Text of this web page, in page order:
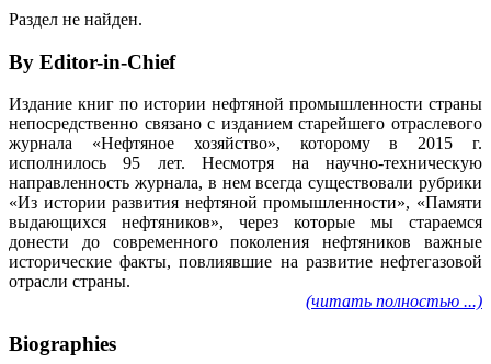
Раздел не найден.
By Editor-in-Chief
Издание книг по истории нефтяной промышленности страны
непосредственно связано с изданием старейшего отраслевого
журнала «Нефтяное хозяйство», которому в 2015 г.
исполнилось 95 лет. Несмотря на научно-техническую
направленность журнала, в нем всегда существовали рубрики
«Из истории развития нефтяной промышленности», «Памяти
выдающихся нефтяников», через которые мы стараемся
донести до современного поколения нефтяников важные
исторические факты, повлиявшие на развитие нефтегазовой
отрасли страны.
(читать полностью ...)
Biographies